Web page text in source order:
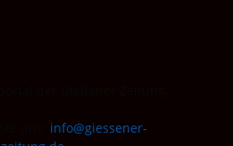
info@giessener-